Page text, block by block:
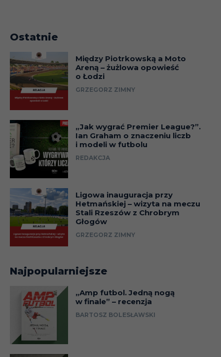
Ostatnie
Między Piotrkowską a Moto
Areną – żużlowa opowieść
o Łodzi
GRZEGORZ ZIMNY
„Jak wygrać Premier League?”.
Ian Graham o znaczeniu liczb
i modeli w futbolu
REDAKCJA
Ligowa inauguracja przy
Hetmańskiej – wizyta na meczu
Stali Rzeszów z Chrobrym
Głogów
GRZEGORZ ZIMNY
Najpopularniejsze
„Amp futbol. Jedną nogą
w finale” – recenzja
BARTOSZ BOLESŁAWSKI